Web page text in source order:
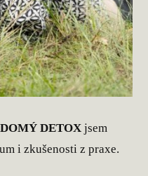
DETOX jsem
i zkušenosti z praxe.